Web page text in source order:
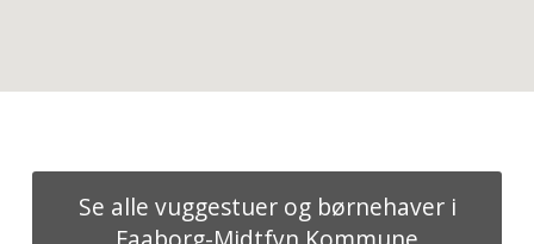
Se alle vuggestuer og børnehaver i